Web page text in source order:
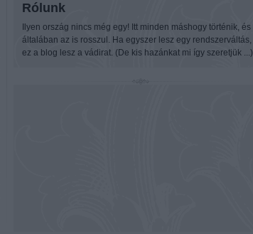
Rólunk
Ilyen ország nincs még egy! Itt minden máshogy történik, és
általában az is rosszul. Ha egyszer lesz egy rendszerváltás,
ez a blog lesz a vádirat. (De kis hazánkat mi így szeretjük ...)